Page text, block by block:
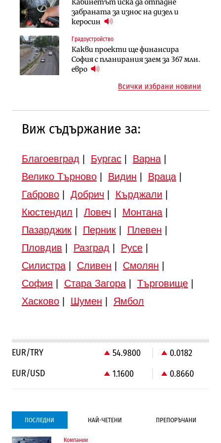
Кабинетът иска да отпадне
забраната за износ на дизел и
керосин
Градоустройство
Какви проекти ще финансира
София с планирания заем за 367 млн.
евро
АПИ възложи промяната на
парцеларния план за
Търново
Компании
„Ендуросат“ ще строи огромен
център в Доброславци
Вторият мост над Варненското
езеро става част от бъдещата
магистрала „Черно море“
Публични финанси
Регионалният министър поема „на
ръчно управление“ общинската
инвестиционна програма
Всички избрани новини
Виж съдържание за:
Благоевград Бургас| Варна|
Велико Търново| Видин Враца|
Габрово| Добрич Кърджали
Кюстендил
Ловеч Монтана|
Пазарджик| Перник| Плевен
Пловдив
Разград Русе|
Силистра| Сливен Смолян
София
Стара Загора| Търговище|
Хасково| Шумен Ямбол
EUR/TRY 54.9800
0.0182
EUR/USD
1.1600 0.8660
ПОСЛЕДНИ НАЙ-ЧЕТЕНИ ПРЕПОРЪЧАНИ
Компании
Градоустройство
Компании